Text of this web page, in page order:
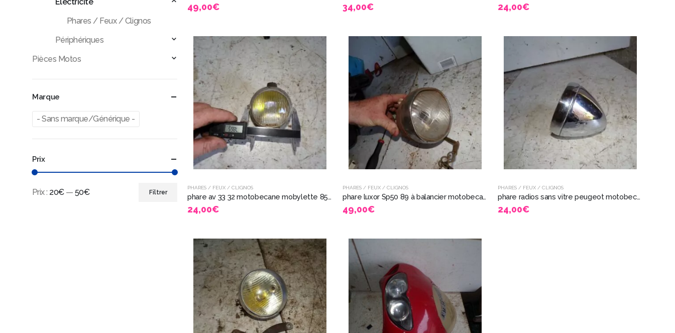
49,00€ 34,00€ 24,00€
PHARES / FEUX / CLIGNOS
phare av 33 32 motobecane mobylette 8526
24,00€
PHARES / FEUX / CLIGNOS
phare luxor Sp50 89 à balancier motobecane mobylette 7526
49,00€
PHARES / FEUX / CLIGNOS
phare radios sans vitre peugeot motobecane ultima bma 100 8526
24,00€
Phares / Feux / Clignos
Périphériques
Pièces Motos
Marque
- Sans marque/Générique -
Prix
Filtrer
Prix : 20€— 50€